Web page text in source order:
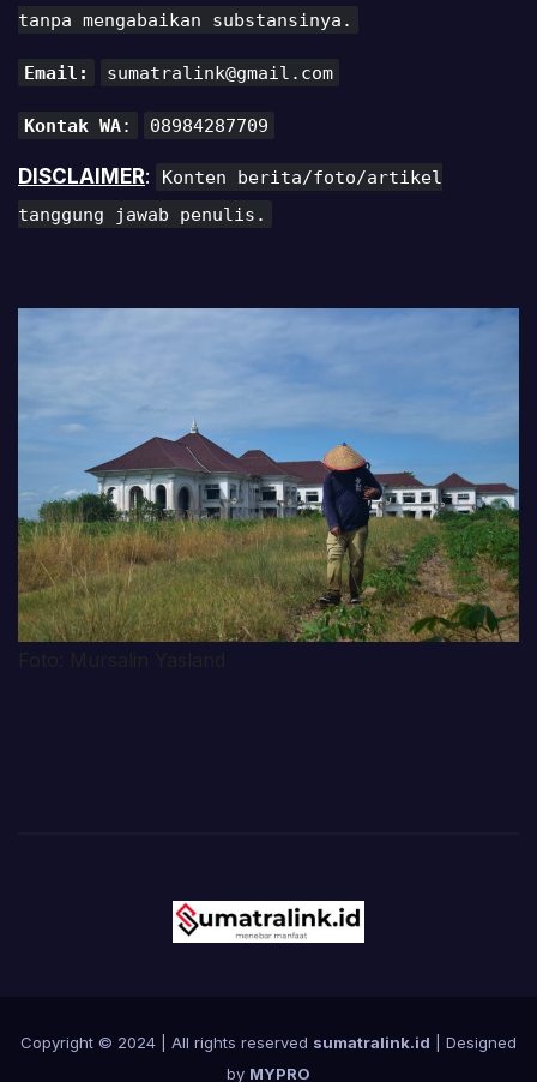
tanpa mengabaikan substansinya.
Email: sumatralink@gmail.com
Kontak WA: 08984287709
DISCLAIMER:
Konten berita/foto/artikel
tanggung jawab penulis.
Copyright © 2024 | All rights reserved sumatralink.id | Designed
by MYPRO